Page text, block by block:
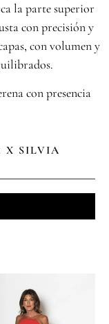
la parte superior
con precisión y
con volumen y
con presencia
X SILVIA